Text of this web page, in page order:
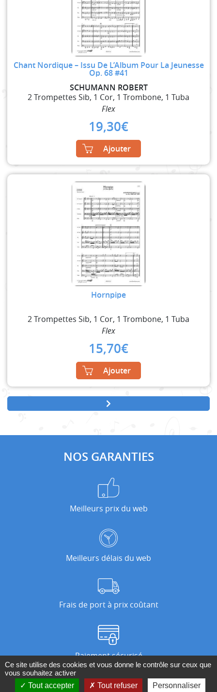
Chant Nordique – Issu De L’Album Pour La Jeunesse
Op. 68 #41
SCHUMANN ROBERT
2 Trompettes Sib, 1 Cor, 1 Trombone, 1 Tuba
Flex
19,30€
Ajouter
Hornpipe
2 Trompettes Sib, 1 Cor, 1 Trombone, 1 Tuba
Flex
15,70€
Ajouter
NOS GARANTIES
Meilleurs prix du web
Meilleurs délais du web
Frais de port à prix coûtant
Paiement sécurisé
Ce site utilise des cookies et vous donne le contrôle sur ceux que
vous souhaitez activer
Tout accepter
Tout refuser Personnaliser